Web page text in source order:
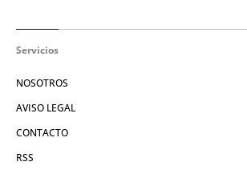
Servicios
NOSOTROS
AVISO LEGAL
CONTACTO
RSS